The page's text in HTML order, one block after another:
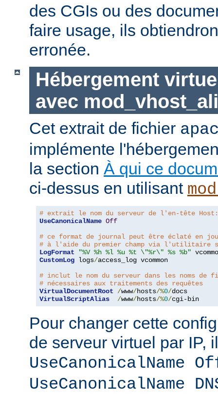
des CGIs ou des
faire usage, ils
erronée.
Hébergement
avec
Cet extrait de fichier
implémente
la section À qui ce
ci-dessus en utilisant
# extrait le nom du serveur de l'en-tête Host:
UseCanonicalName Off
# ce format de journal peut être éclaté en
# à l'aide du premier champ via
LogFormat
"%V %h %l %u %t \"%r\" %s %b"
CustomLog logs/access_log vcommon
# inclut le nom du serveur dans les noms de
# nécessaires aux traitements des requêtes
VirtualDocumentRoot
/www/hosts/%0/
VirtualScriptAlias
/www/hosts/%0/cgi-bin
Pour changer cette
de serveur virtuel par IP,
UseCanonicalName
UseCanonicalName